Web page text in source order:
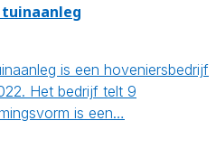
tuinaanleg
is een hoveniersbedrijf
Het bedrijf telt 9
is een…